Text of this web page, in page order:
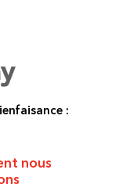
:
nous